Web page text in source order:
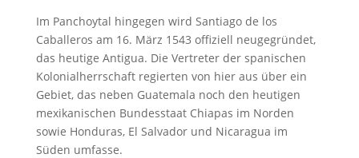
Im Panchoytal hingegen wird Santiago de los
Caballeros am 16. März 1543 offiziell neugegründet,
das heutige Antigua. Die Vertreter der spanischen
Kolonialherrschaft regierten von hier aus über ein
Gebiet, das neben Guatemala noch den heutigen
mexikanischen Bundesstaat Chiapas im Norden
sowie Honduras, El Salvador und Nicaragua im
Süden umfasse.